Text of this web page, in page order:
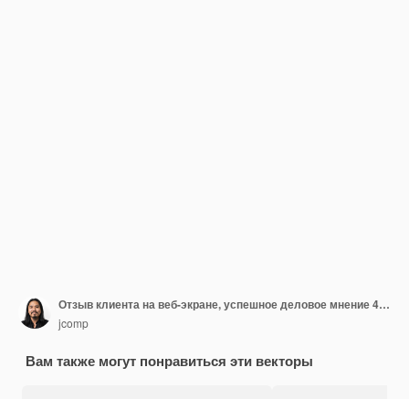
Отзыв клиента на веб-экране, успешное деловое мнение 4/4 звезды
jcomp
Вам также могут понравиться эти векторы